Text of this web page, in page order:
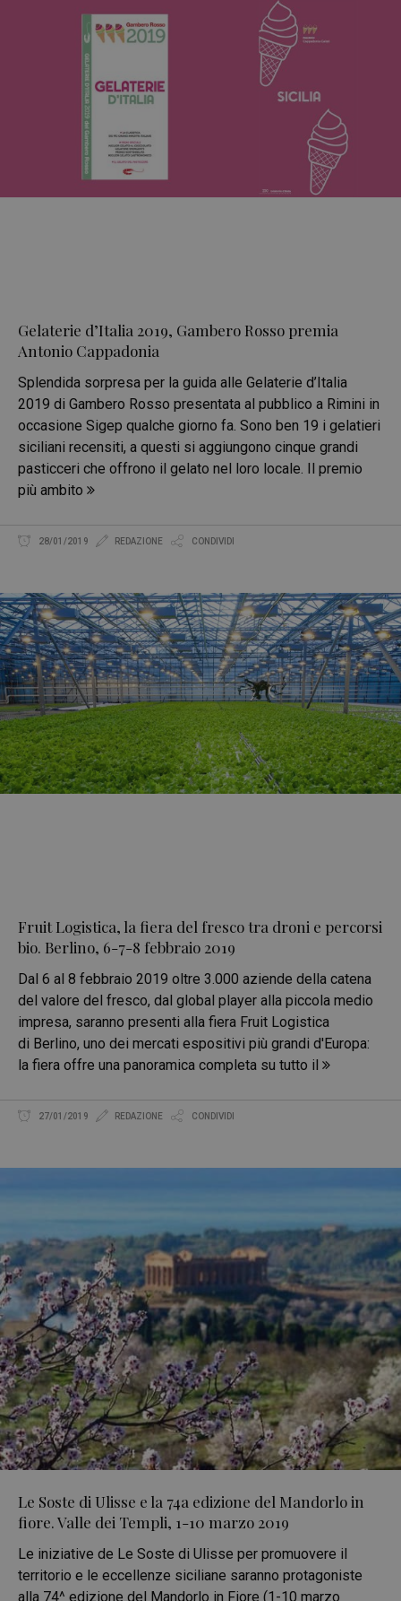
Gelaterie d’Italia 2019, Gambero Rosso premia
Antonio Cappadonia
Splendida sorpresa per la guida alle Gelaterie d’Italia
2019 di Gambero Rosso presentata al pubblico a Rimini in
occasione Sigep qualche giorno fa. Sono ben 19 i gelatieri
siciliani recensiti, a questi si aggiungono cinque grandi
pasticceri che offrono il gelato nel loro locale. Il premio
più ambito
28/01/2019 REDAZIONE CONDIVIDI
Fruit Logistica, la fiera del fresco tra droni e percorsi
bio. Berlino, 6-7-8 febbraio 2019
Dal 6 al 8 febbraio 2019 oltre 3.000 aziende della catena
del valore del fresco, dal global player alla piccola medio
impresa, saranno presenti alla fiera Fruit Logistica
di Berlino, uno dei mercati espositivi più grandi d'Europa:
la fiera offre una panoramica completa su tutto il
27/01/2019 REDAZIONE CONDIVIDI
Le Soste di Ulisse e la 74a edizione del Mandorlo in
fiore. Valle dei Templi, 1-10 marzo 2019
Le iniziative de Le Soste di Ulisse per promuovere il
territorio e le eccellenze siciliane saranno protagoniste
alla 74^ edizione del Mandorlo in Fiore (1-10 marzo